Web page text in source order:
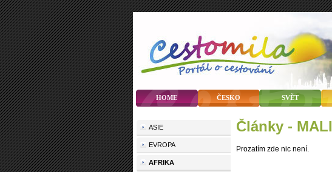
HOME ČESKO SVĚT
články - MALI
Prozatím zde nic není.
ASIE
EVROPA
AFRIKA